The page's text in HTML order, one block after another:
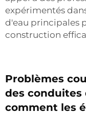
expérimentés
d'eau principales
construction
Problèmes
des conduites
comment les